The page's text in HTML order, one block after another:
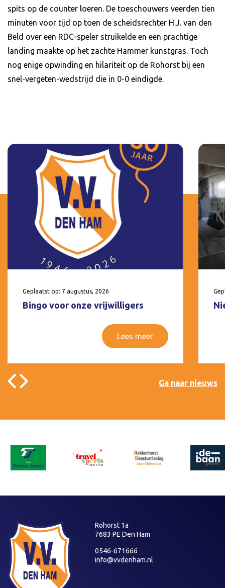
spits op de counter loeren. De toeschouwers veerden tien
minuten voor tijd op toen de scheidsrechter H.J. van den
Beld over een RDC-speler struikelde en een prachtige
landing maakte op het zachte Hammer kunstgras. Toch
nog enige opwinding en hilariteit op de Rohorst bij een
snel-vergeten-wedstrijd die in 0-0 eindigde.
Geplaatst op: 7 augustus, 2026
Bingo voor onze vrijwilligers
Lees meer
Ga naar nieuws
Rohorst 1a
7683 PE Den Ham
0546-671666
info@vvdenham.nl